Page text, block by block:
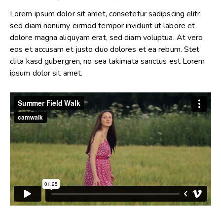
Lorem ipsum dolor sit amet, consetetur sadipscing elitr,
sed diam nonumy eirmod tempor invidunt ut labore et
dolore magna aliquyam erat, sed diam voluptua. At vero
eos et accusam et justo duo dolores et ea rebum. Stet
clita kasd gubergren, no sea takimata sanctus est Lorem
ipsum dolor sit amet.